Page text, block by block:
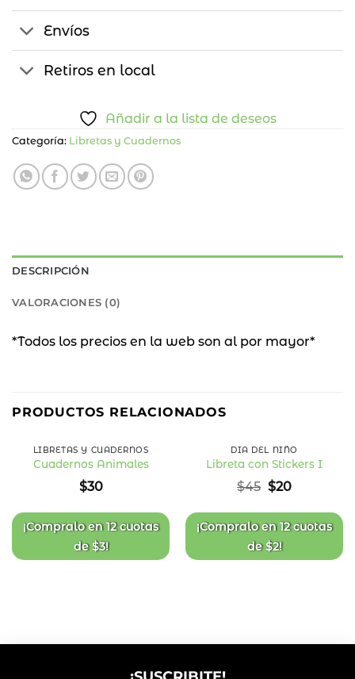
Envíos
Retiros en local
Añadir a la lista de deseos
Categoría: Libretas y Cuadernos
DESCRIPCIÓN
VALORACIONES (0)
*Todos los precios en la web son al por mayor*
PRODUCTOS RELACIONADOS
de
deseos
LIBRETAS Y CUADERNOS
Cuadernos Animales
$30
¡Compralo en12 cuotas
de$3!
de
deseos
DÍA DEL NIÑO
Libreta con Stickers I
$45 El
original
era:
$45.
$20El
actual
es:
¡Compralo en12 cuotas
de$2!